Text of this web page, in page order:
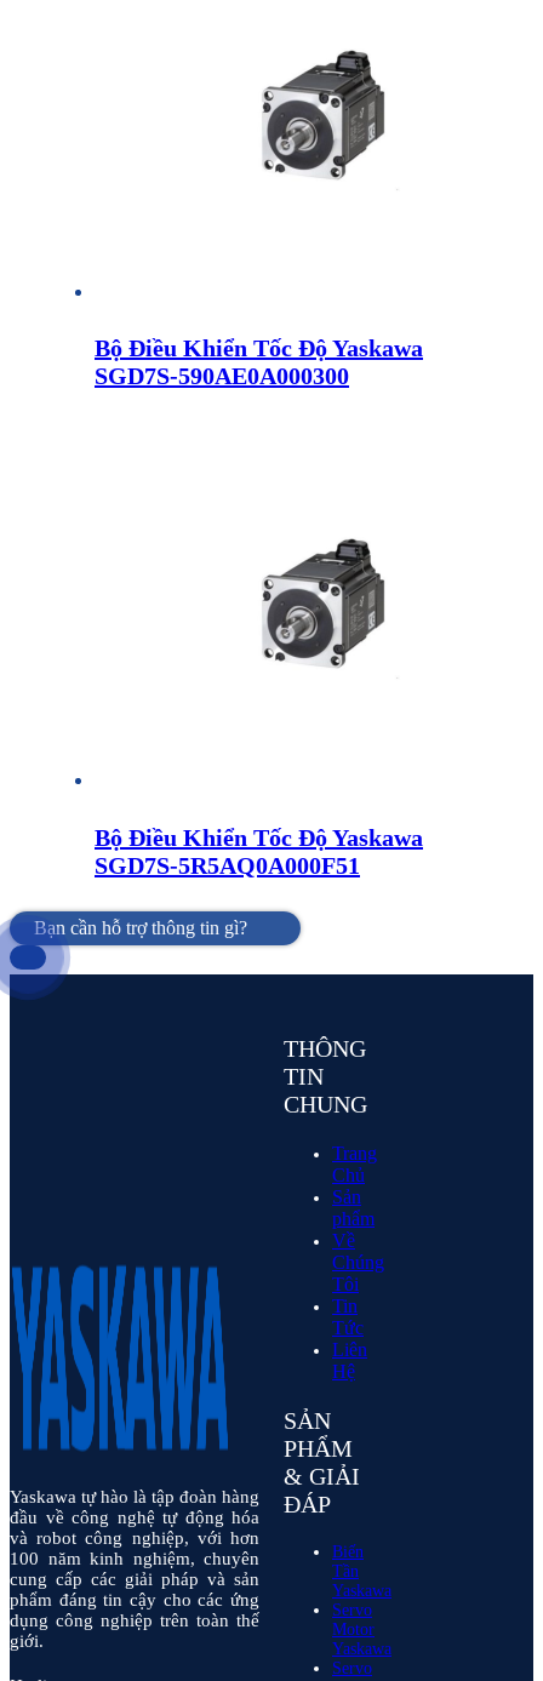
Bộ Điều Khiển Tốc Độ Yaskawa
SGD7S-590AE0A000300
Bộ Điều Khiển Tốc Độ Yaskawa
SGD7S-5R5AQ0A000F51
Bạn cần hỗ trợ thông tin gì?
Yaskawa tự hào là tập đoàn hàng
đầu về công nghệ tự động hóa
và robot công nghiệp, với hơn
100 năm kinh nghiệm, chuyên
cung cấp các giải pháp và sản
phẩm đáng tin cậy cho các ứng
dụng công nghiệp trên toàn thế
giới.
THÔNG
TIN
CHUNG
Trang
Chủ
Sản
phẩm
Về
Chúng
Tôi
Tin
Tức
Liên
Hệ
SẢN
PHẨM
& GIẢI
ĐÁP
Biến
Tần
Yaskawa
Servo
Motor
Yaskawa
Servo